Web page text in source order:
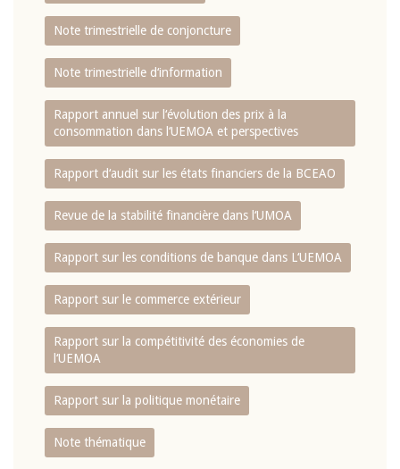
Note trimestrielle de conjoncture
Note trimestrielle d‘information
Rapport annuel sur l‘évolution des prix à la
consommation dans l‘UEMOA et perspectives
Rapport d‘audit sur les états financiers de la BCEAO
Revue de la stabilité financière dans l‘UMOA
Rapport sur les conditions de banque dans L‘UEMOA
Rapport sur le commerce extérieur
Rapport sur la compétitivité des économies de
l‘UEMOA
Rapport sur la politique monétaire
Note thématique